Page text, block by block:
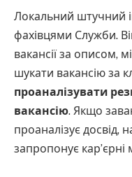
Локальний штучний
фахівцями Служби.
вакансії за описом,
шукати вакансію за
проаналізувати
вакансію. Якщо
проаналізує досвід,
запропонує кар’єрні